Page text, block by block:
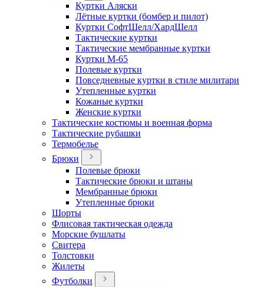
Куртки Аляски
Лётные куртки (бомбер и пилот)
Куртки СофтШелл/ХардШелл
Тактические куртки
Тактические мембранные куртки
Куртки М-65
Полевые куртки
Повседневные куртки в стиле милитари
Утепленные куртки
Кожаные куртки
Женские куртки
Тактические костюмы и военная форма
Тактические рубашки
Термобелье
Брюки
Полевые брюки
Тактические брюки и штаны
Мембранные брюки
Утепленные брюки
Шорты
Флисовая тактическая одежда
Морские бушлаты
Свитера
Толстовки
Жилеты
Футболки